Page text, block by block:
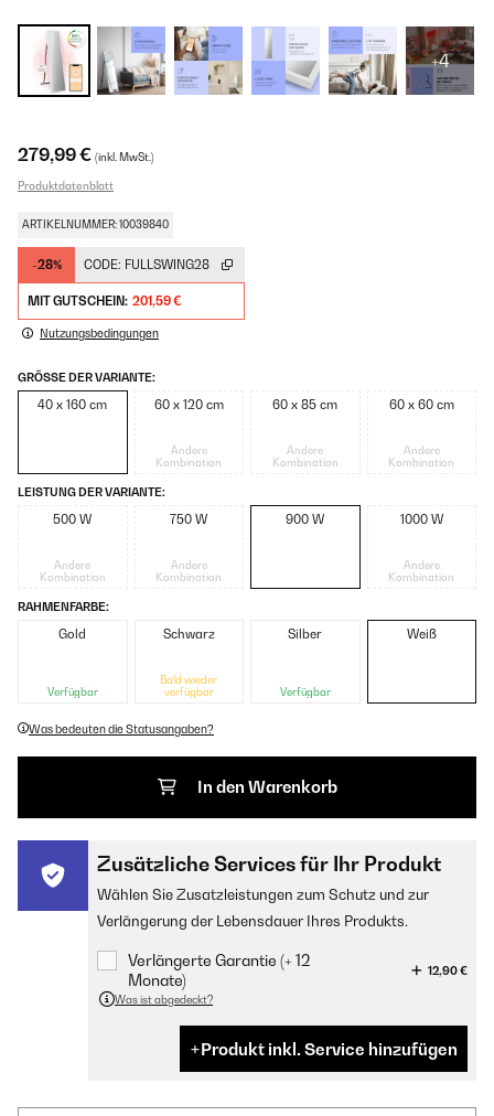
+4
279,99 € (inkl. MwSt.)
Produktdatenblatt
ARTIKELNUMMER: 10039840
-28% CODE: FULLSWING28
MIT GUTSCHEIN: 201,59 €
Nutzungsbedingungen
GRÖSSE DER VARIANTE:
40 x 160 cm 60 x 120 cm
Andere
Kombination
60 x 85 cm
Andere
Kombination
60 x 60 cm
Andere
Kombination
LEISTUNG DER VARIANTE:
500 W
Andere
Kombination
750 W
Andere
Kombination
900 W 1000 W
Andere
Kombination
RAHMENFARBE:
Gold
Verfügbar
Schwarz
Bald wieder
verfügbar
Silber
Verfügbar
Weiß
Was bedeuten die Statusangaben?
In den Warenkorb
Zusätzliche Services für Ihr Produkt
Wählen Sie Zusatzleistungen zum Schutz und zur
Verlängerung der Lebensdauer Ihres Produkts.
Verlängerte Garantie (+ 12
Monate)
12,90 €
Was ist abgedeckt?
Produkt inkl. Service hinzufügen